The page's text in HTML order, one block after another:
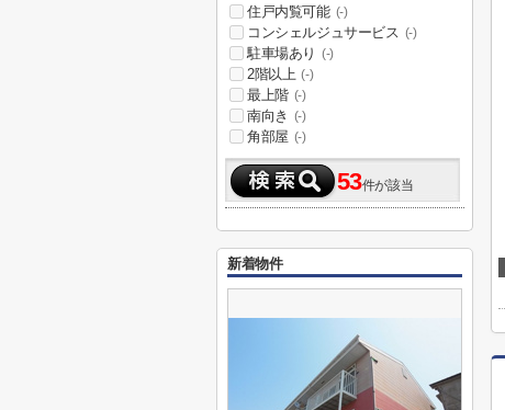
住戸内覧可能 (-)
コンシェルジュサービス (-)
駐車場あり (-)
2階以上 (-)
最上階 (-)
南向き (-)
角部屋 (-)
53件が該当
新着物件